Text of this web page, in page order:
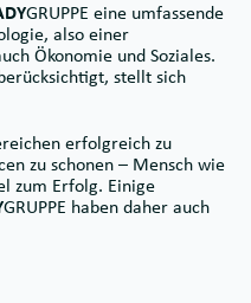
GRUPPE eine umfassende
also einer
Ökonomie und Soziales.
stellt sich
erfolgreich zu
zu schonen – Mensch wie
zum Erfolg. Einige
GRUPPE haben daher auch